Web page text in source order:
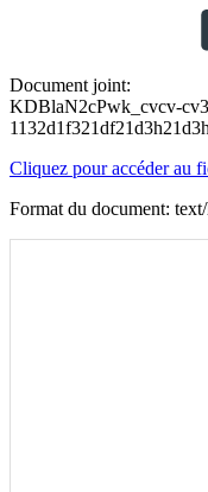
Document joint:
KDBlaN2cPwk_cvcv-
Cliquez pour accéder au
Format du document: